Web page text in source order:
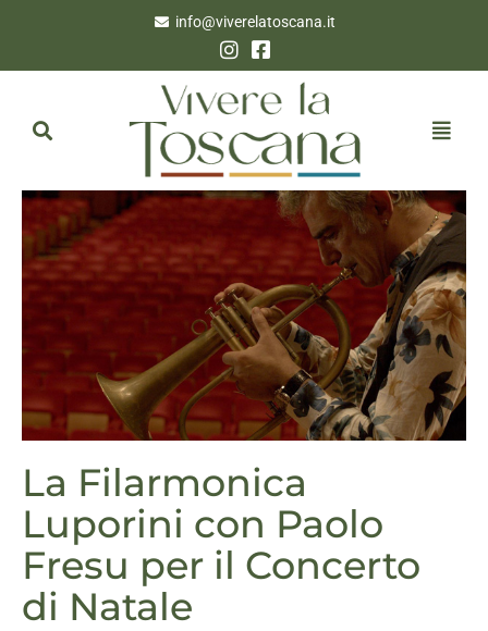
info@viverelatoscana.it
La Filarmonica
Luporini con Paolo
Fresu per il Concerto
di Natale